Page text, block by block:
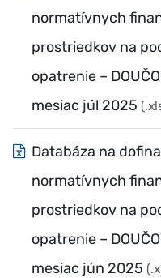
normatívnych
prostriedkov na
opatrenie –
mesiac júl 2025
Databáza na
normatívnych
prostriedkov na
opatrenie –
mesiac jún 2025